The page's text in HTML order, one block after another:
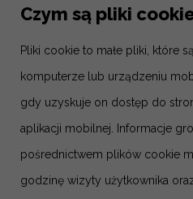
Czym są pliki
Pliki cookie to małe pliki, które
komputerze lub urządzeniu
gdy uzyskuje on dostęp do
aplikacji mobilnej. Informacje
pośrednictwem plików cookie
godzinę wizyty użytkownika